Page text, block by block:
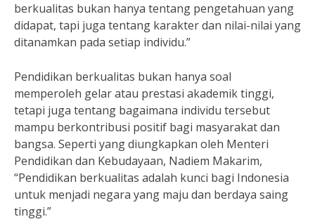
berkualitas bukan hanya tentang pengetahuan yang
didapat, tapi juga tentang karakter dan nilai-nilai yang
ditanamkan pada setiap individu.”
Pendidikan berkualitas bukan hanya soal
memperoleh gelar atau prestasi akademik tinggi,
tetapi juga tentang bagaimana individu tersebut
mampu berkontribusi positif bagi masyarakat dan
bangsa. Seperti yang diungkapkan oleh Menteri
Pendidikan dan Kebudayaan, Nadiem Makarim,
“Pendidikan berkualitas adalah kunci bagi Indonesia
untuk menjadi negara yang maju dan berdaya saing
tinggi.”